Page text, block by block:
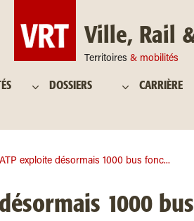
Ville, Rail
Territoires & mobilités
DOSSIERS CARRIÈRE
exploite désormais 1000 bus fonc...
1000 bus